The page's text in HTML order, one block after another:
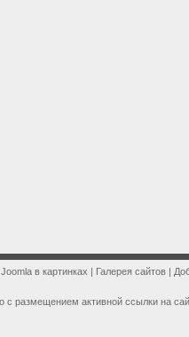
Joomla в картинках | Галерея сайтов |
с размещением активной ссылки на